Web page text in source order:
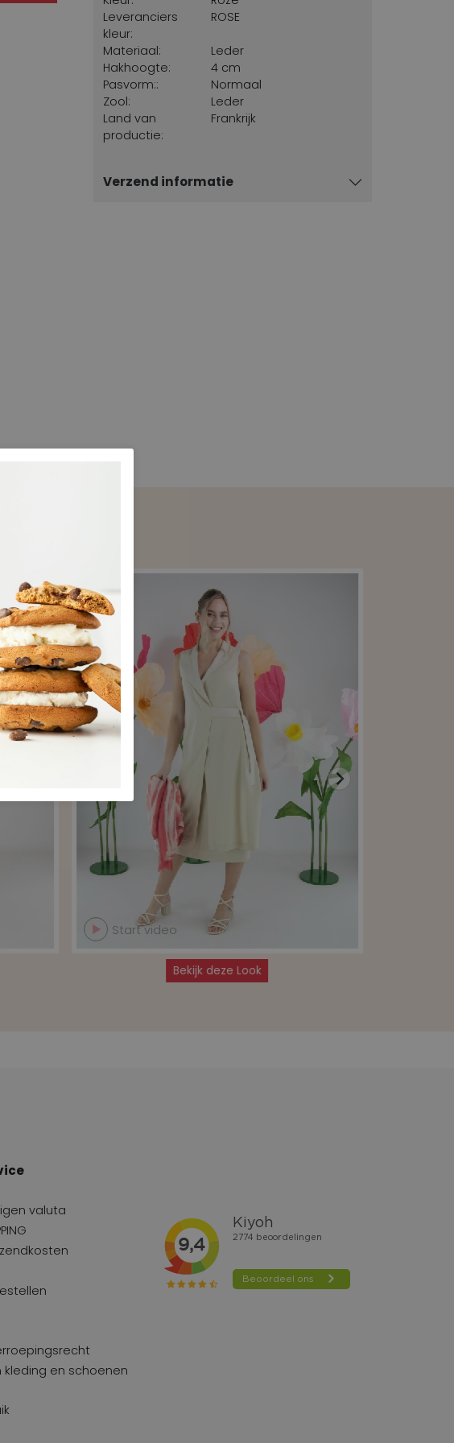
Leveranciers
kleur:
ROSE
Materiaal:
Leder
Hakhoogte:
4 cm
Pasvorm::
Normaal
Zool:
Leder
Land van
productie:
Frankrijk
Verzend informatie
Start video
Bekijk deze Look
valuta
en schoenen